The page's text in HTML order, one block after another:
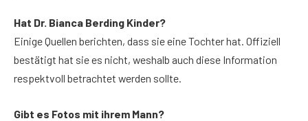
Hat Dr. Bianca Berding Kinder?
Einige Quellen berichten, dass sie eine Tochter hat. Offiziell
bestätigt hat sie es nicht, weshalb auch diese Information
respektvoll betrachtet werden sollte.
Gibt es Fotos mit ihrem Mann?